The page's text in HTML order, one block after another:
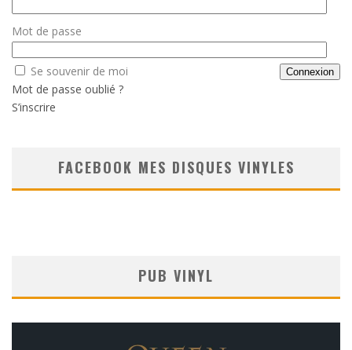
Mot de passe
Se souvenir de moi
Mot de passe oublié ?
S’inscrire
FACEBOOK MES DISQUES VINYLES
PUB VINYL